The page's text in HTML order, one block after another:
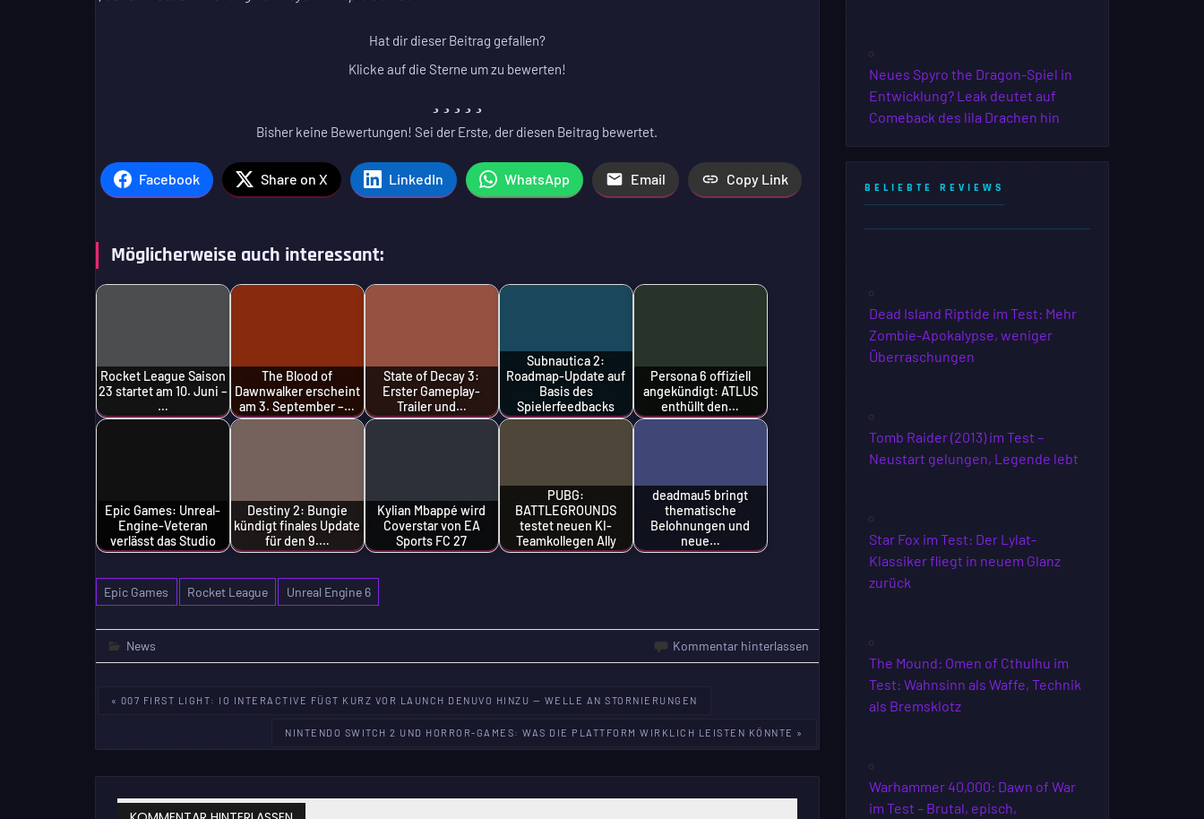
Hat dir dieser Beitrag gefallen?
Klicke auf die Sterne um zu bewerten!
Bisher keine Bewertungen! Sei der Erste, der diesen Beitrag bewertet.
Facebook Share on X LinkedIn WhatsApp Email Copy Link
Möglicherweise auch interessant:
Rocket League Saison
23 startet am 10. Juni –
…
The Blood of
Dawnwalker erscheint
am 3. September –…
State of Decay 3:
Erster Gameplay-
Trailer und…
Subnautica 2:
Roadmap-Update auf
Basis des
Spielerfeedbacks
Persona 6 offiziell
angekündigt: ATLUS
enthüllt den…
Epic Games: Unreal-
Engine-Veteran
verlässt das Studio
Destiny 2: Bungie
kündigt finales Update
für den 9.…
Kylian Mbappé wird
Coverstar von EA
Sports FC 27
PUBG:
BATTLEGROUNDS
testet neuen KI-
Teamkollegen Ally
deadmau5 bringt
thematische
Belohnungen und
neue…
Epic Games Rocket League Unreal Engine 6
News Kommentar hinterlassen
Beitragsnavigation
« 007 FIRST LIGHT: IO INTERACTIVE FÜGT KURZ VOR LAUNCH DENUVO HINZU — WELLE AN STORNIERUNGEN
NINTENDO SWITCH 2 UND HORROR-GAMES: WAS DIE PLATTFORM WIRKLICH LEISTEN KÖNNTE »
Neues Spyro the Dragon-Spiel in
Entwicklung? Leak deutet auf
Comeback des lila Drachen hin
BELIEBTE REVIEWS
Dead Island Riptide im Test: Mehr
Zombie-Apokalypse, weniger
Überraschungen
Tomb Raider (2013) im Test –
Neustart gelungen, Legende lebt
Star Fox im Test: Der Lylat-
Klassiker fliegt in neuem Glanz
zurück
The Mound: Omen of Cthulhu im
Test: Wahnsinn als Waffe, Technik
als Bremsklotz
Warhammer 40,000: Dawn of War
im Test – Brutal, episch,